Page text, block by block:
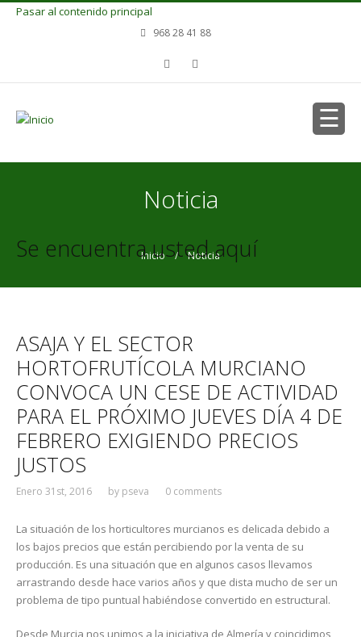
Pasar al contenido principal
968 28 41 88
Noticia
Se encuentra usted aquí
Inicio/ Noticia
ASAJA Y EL SECTOR
HORTOFRUTÍCOLA MURCIANO
CONVOCA UN CESE DE ACTIVIDAD
PARA EL PRÓXIMO JUEVES DÍA 4 DE
FEBRERO EXIGIENDO PRECIOS
JUSTOS
Enero 31st, 2016 by pseva 0 comments
La situación de los horticultores murcianos es delicada debido a
los bajos precios que están percibiendo por la venta de su
producción. Es una situación que en algunos casos llevamos
arrastrando desde hace varios años y que dista mucho de ser un
problema de tipo puntual habiéndose convertido en estructural.
Desde Murcia nos unimos a la iniciativa de Almería y coincidimos